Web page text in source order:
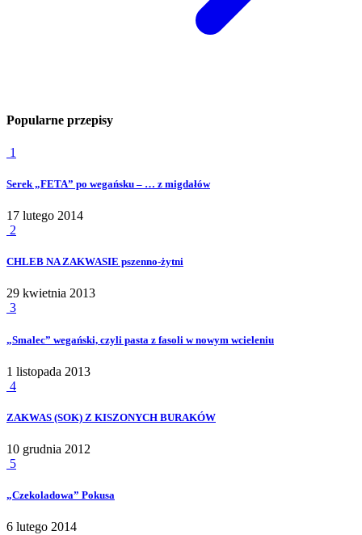
Popularne przepisy
1
Serek „FETA” po wegańsku – … z migdałów
17 lutego 2014
2
CHLEB NA ZAKWASIE pszenno-żytni
29 kwietnia 2013
3
„Smalec” wegański, czyli pasta z fasoli w nowym wcieleniu
1 listopada 2013
4
ZAKWAS (SOK) Z KISZONYCH BURAKÓW
10 grudnia 2012
5
„Czekoladowa” Pokusa
6 lutego 2014